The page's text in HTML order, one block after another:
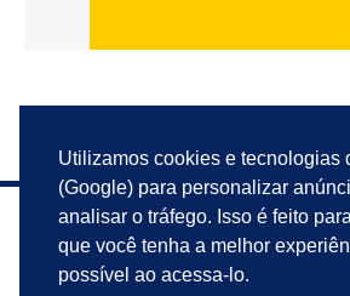
Utilizamos cookies e tecnologias
(Google) para personalizar
analisar o tráfego. Isso é feito
que você tenha a melhor
possível ao acessa-lo.